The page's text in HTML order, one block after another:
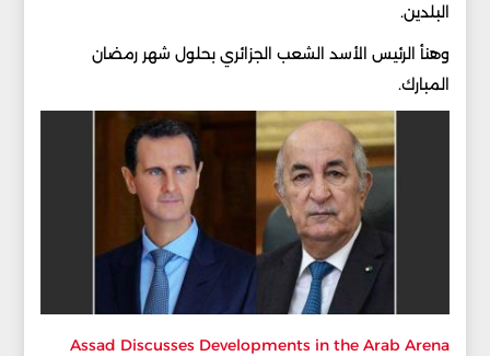
البلدين.
وهنأ الرئيس الأسد الشعب الجزائري بحلول شهر رمضان
المبارك.
Assad Discusses Developments in the Arab Arena